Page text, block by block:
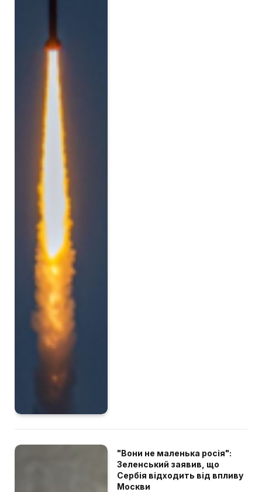
"Вони не маленька росія":
Зеленський заявив, що
Сербія відходить від впливу
Москви